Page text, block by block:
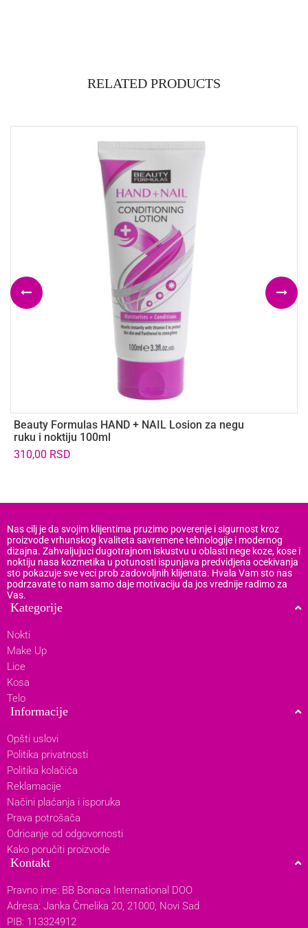
RELATED PRODUCTS
Beauty Formulas HAND + NAIL Losion za negu
ruku i noktiju 100ml
310,00 RSD
Nas cilj je da svojim klijentima pruzimo poverenje i sigurnost kroz
proizvode vrhunskog kvaliteta savremene tehnologije i modernog
dizajna. Zahvaljujuci dugotrajnom iskustvu u oblasti nege koze, kose i
noktiju nasa kozmetika u potunosti ispunjava predvidjena ocekivanja
sto pokazuje sve veci prob zadovoljnih klijenata. Hvala Vam sto nas
podrzavate to nam samo daje motivaciju da jos vrednije radimo za
Vas.
Kategorije
Nokti
Make Up
Lice
Kosa
Telo
Informacije
Opšti uslovi
Politika privatnosti
Politika kolačića
Reklamacije
Načini plaćanja i isporuka
Prava potrošača
Odricanje od odgovornosti
Kako poručiti proizvode
Kontakt
Pravno ime: BB Bonaca International DOO
Adresa: Janka Čmelika 20, 21000, Novi Sad
PIB: 113324912